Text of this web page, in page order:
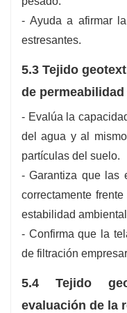
- Ayuda a afirmar
estresantes.
5.3 Tejido
de
- Evalúa la
del agua y al
partículas del suelo.
- Garantiza que las
correctamente
estabilidad
- Confirma que la
de filtración
5.4 Tejido
evaluación de la